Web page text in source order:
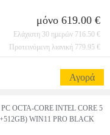
μόνο 619.00 €
Ελάχιστη 30 ημερών 716.50 €
Προτεινόμενη λιανική 779.95 €
Αγορά
OCTA-CORE INTEL CORE 5
WIN11 PRO BLACK